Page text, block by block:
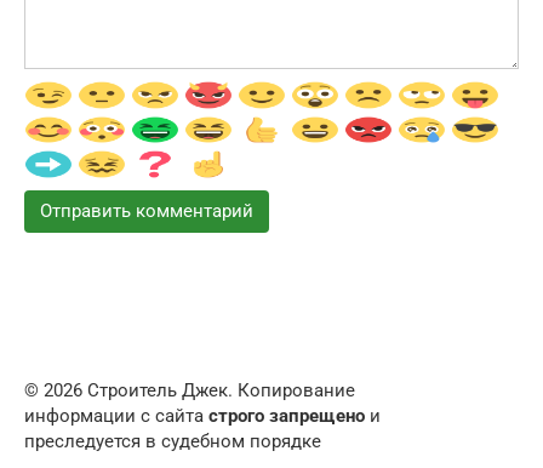
© 2026 Строитель Джек. Копирование
информации с сайта строго запрещено и
преследуется в судебном порядке